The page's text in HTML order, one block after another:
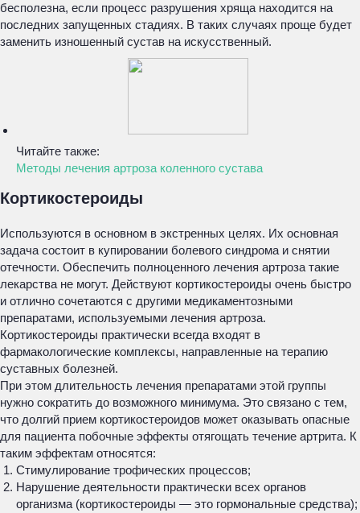
бесполезна, если процесс разрушения хряща находится на
последних запущенных стадиях. В таких случаях проще будет
заменить изношенный сустав на искусственный.
Читайте также:
Методы лечения артроза коленного сустава
Кортикостероиды
Используются в основном в экстренных целях. Их основная
задача состоит в купировании болевого синдрома и снятии
отечности. Обеспечить полноценного лечения артроза такие
лекарства не могут. Действуют кортикостероиды очень быстро
и отлично сочетаются с другими медикаментозными
препаратами, используемыми лечения артроза.
Кортикостероиды практически всегда входят в
фармакологические комплексы, направленные на терапию
суставных болезней.
При этом длительность лечения препаратами этой группы
нужно сократить до возможного минимума. Это связано с тем,
что долгий прием кортикостероидов может оказывать опасные
для пациента побочные эффекты отягощать течение артрита. К
таким эффектам относятся:
Стимулирование трофических процессов;
Нарушение деятельности практически всех органов
организма (кортикостероиды — это гормональные средства);